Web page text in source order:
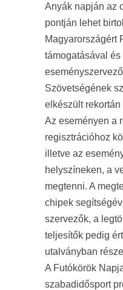
Anyák napján az
pontján lehet
Magyarországért
támogatásával
Szövetségének
elkészült
Az eseményen a
regisztrációhoz
illetve az
helyszíneken, a
megtenni. A
chipek
szervezők, a
teljesítők pedig
utalványban
A Futókörök
szabadidősport